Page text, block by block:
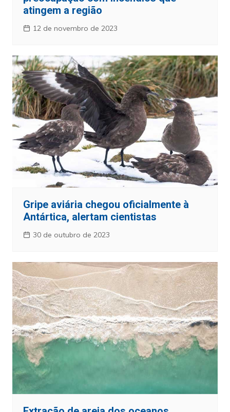
atingem a região
12 de novembro de 2023
Gripe aviária chegou oficialmente à
Antártica, alertam cientistas
30 de outubro de 2023